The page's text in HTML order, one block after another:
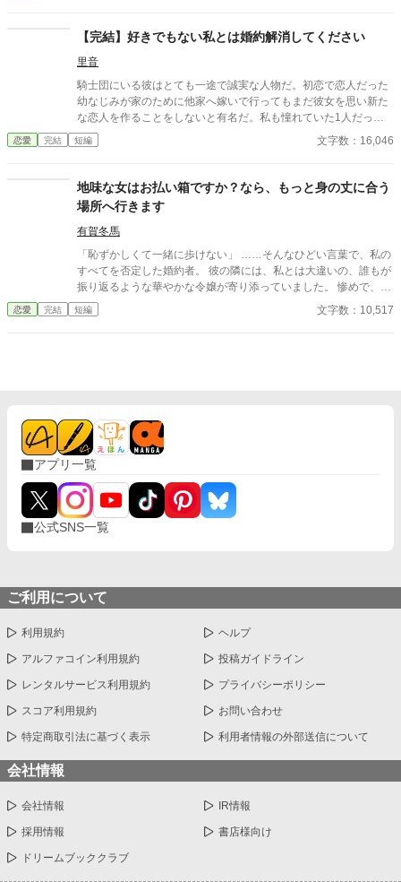
に想い人がいる。気持ちが迷惑。諦めろ。時間の無駄。彼は止ま
らず話し続ける。彼が口を開く度に、まるで弾丸のように心を抉
っていった。 ＊＊＊＊＊＊ ・執筆時間空けてしまった間に途中過
程が気に食わなくなったので、設定などを少し変えて改稿してい
ます。
【完結】好きでもない私とは婚約解消してください
里音
騎士団にいる彼はとても一途で誠実な人物だ。初恋で恋人だった
幼なじみが家のために他家へ嫁いで行ってもまだ彼女を思い新た
な恋人を作ることをしないと有名だ。私も憧れていた1人だっ
た。 そんな彼との婚約が成立した。それは彼の行動で私が傷を負
ったからだ。傷は残らないのに責任感からの婚約ではあるが、彼
婚約して6ヶ月、接点のほとんどない2人だが少しずつ距離も縮ま
り幸せな日々を送っていた。と思っていたのに、彼の元恋人が離
婚をして帰ってくる話を聞いて彼が私との婚約を「最悪だ」と後
悔しているのを聞いてしまった。
恋愛 完結 短編 文字数：16,046
地味な女はお払い箱ですか？なら、もっと身の丈に合う
場所へ行きます
有賀冬馬
「恥ずかしくて一緒に歩けない」 ……そんなひどい言葉で、私の
すべてを否定した婚約者。 彼の隣には、私とは大違いの、誰もが
振り返るような華やかな令嬢が寄り添っていました。 惨めで、哀
れで、息をすることさえ苦しい。 冷たい視線に晒され、逃げるよ
うに走り出した私に、残されたものはもう何もありません。
恋愛 完結 短編 文字数：10,517
アプリ一覧
公式SNS一覧
ご利用について
利用規約 ヘルプ
アルファコイン利用規約 投稿ガイドライン
レンタルサービス利用規約 プライバシーポリシー
スコア利用規約 お問い合わせ
特定商取引法に基づく表示 利用者情報の外部送信について
会社情報
会社情報 IR情報
採用情報 書店様向け
ドリームブッククラブ